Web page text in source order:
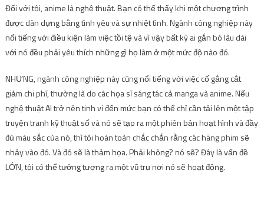
Đối với tôi, anime là nghệ thuật. Bạn có thể thấy khi một chương trình
được dàn dựng bằng tình yêu và sự nhiệt tình. Ngành công nghiệp này
nổi tiếng với điều kiện làm việc tồi tệ và vì vậy bất kỳ ai gắn bó lâu dài
với nó đều phải yêu thích những gì họ làm ở một mức độ nào đó.
NHƯNG, ngành công nghiệp này cũng nổi tiếng với việc cố gắng cắt
giảm chi phí, thường là do các họa sĩ sáng tác cả manga và anime. Nếu
nghệ thuật AI trở nên tinh vi đến mức bạn có thể chỉ cần tải lên một tập
truyện tranh kỹ thuật số và nó sẽ tạo ra một phiên bản hoạt hình và đầy
đủ màu sắc của nó, thì tôi hoàn toàn chắc chắn rằng các hãng phim sẽ
nhảy vào đó. Và đó sẽ là thảm họa. Phải không? nó sẽ? Đây là vấn đề
LỚN, tôi có thể tưởng tượng ra một vũ trụ nơi nó sẽ hoạt động.